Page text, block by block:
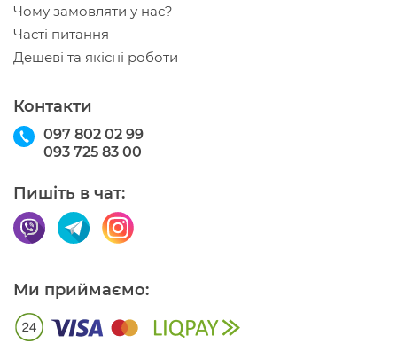
Чому замовляти у нас?
Часті питання
Дешеві та якісні роботи
Контакти
097 802 02 99
093 725 83 00
Пишіть в чат:
Ми приймаємо: